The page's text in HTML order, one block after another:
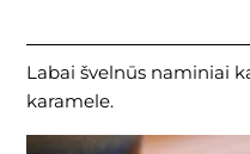
Labai švelnūs naminiai
karamele.